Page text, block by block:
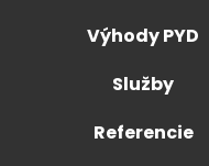
Výhody PYD
Služby
Referencie